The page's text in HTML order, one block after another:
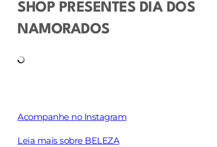
SHOP PRESENTES DIA DOS
NAMORADOS
Acompanhe no Instagram
Leia mais sobre BELEZA